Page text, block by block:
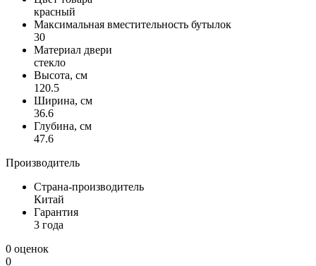
красный
Максимальная вместительность бутылок
30
Материал двери
стекло
Высота, см
120.5
Ширина, см
36.6
Глубина, см
47.6
Производитель
Страна-производитель
Китай
Гарантия
3 года
0 оценок
0